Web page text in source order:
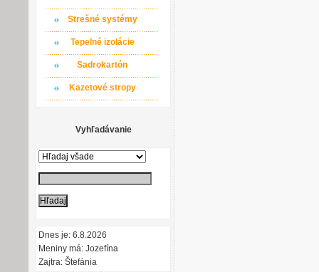
Strešné systémy
Tepelné izolácie
Sadrokartón
Kazetové stropy
Vyhľadávanie
Dnes je: 6.8.2026
Meniny má: Jozefína
Zajtra: Štefánia